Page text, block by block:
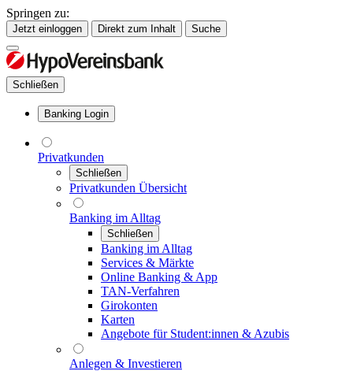
Springen zu:
Jetzt einloggen Direkt zum Inhalt Suche
Schließen
Banking Login
Privatkunden
Schließen
Privatkunden Übersicht
Banking im Alltag
Schließen
Banking im Alltag
Services & Märkte
Online Banking & App
TAN-Verfahren
Girokonten
Karten
Angebote für Student:innen & Azubis
Anlegen & Investieren